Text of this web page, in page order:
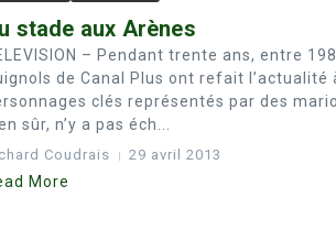
stade aux Arènes
– Pendant trente ans, entre
de Canal Plus ont refait l’actualité
clés représentés par des
sûr, n’y a pas éch...
Coudrais 29 avril 2013
More